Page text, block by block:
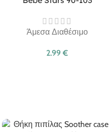
Άμεσα Διαθέσιμο
2.99 €